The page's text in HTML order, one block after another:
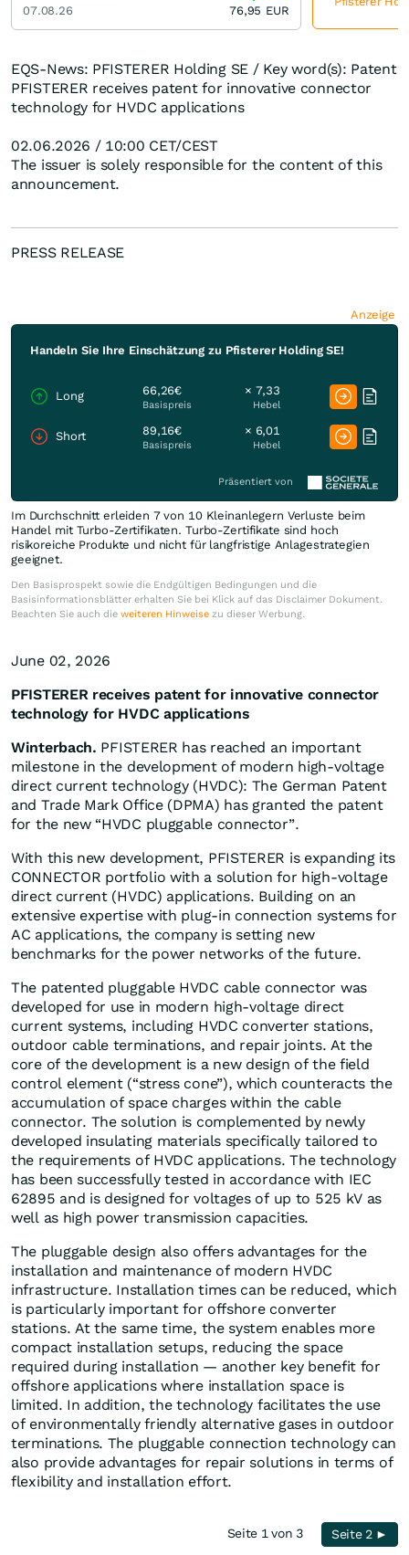
EQS-News: PFISTERER Holding SE / Key word(s): Patent
PFISTERER receives patent for innovative connector
technology for HVDC applications
02.06.2026 / 10:00 CET/CEST
The issuer is solely responsible for the content of this
announcement.
PRESS RELEASE
Anzeige
Handeln Sie Ihre Einschätzung zu Pfisterer Holding SE!
Long 66,26€
Basispreis
× 7,33
Hebel
Short 89,16€
Basispreis
× 6,01
Hebel
Präsentiert von
Im Durchschnitt erleiden 7 von 10 Kleinanlegern Verluste beim
Handel mit Turbo-Zertifikaten. Turbo-Zertifikate sind hoch
risikoreiche Produkte und nicht für langfristige Anlagestrategien
geeignet.
Den Basisprospekt sowie die Endgültigen Bedingungen und die
Basisinformationsblätter erhalten Sie bei Klick auf das Disclaimer Dokument.
Beachten Sie auch die weiteren Hinweise zu dieser Werbung.
June 02, 2026
PFISTERER receives patent for innovative connector
technology for HVDC applications
Winterbach. PFISTERER has reached an important
milestone in the development of modern high-voltage
direct current technology (HVDC): The German Patent
and Trade Mark Office (DPMA) has granted the patent
for the new “HVDC pluggable connector”.
With this new development, PFISTERER is expanding its
CONNECTOR portfolio with a solution for high-voltage
direct current (HVDC) applications. Building on an
extensive expertise with plug-in connection systems for
AC applications, the company is setting new
benchmarks for the power networks of the future.
The patented pluggable HVDC cable connector was
developed for use in modern high-voltage direct
current systems, including HVDC converter stations,
outdoor cable terminations, and repair joints. At the
core of the development is a new design of the field
control element (“stress cone”), which counteracts the
accumulation of space charges within the cable
connector. The solution is complemented by newly
developed insulating materials specifically tailored to
the requirements of HVDC applications. The technology
has been successfully tested in accordance with IEC
62895 and is designed for voltages of up to 525 kV as
well as high power transmission capacities.
The pluggable design also offers advantages for the
installation and maintenance of modern HVDC
infrastructure. Installation times can be reduced, which
is particularly important for offshore converter
stations. At the same time, the system enables more
compact installation setups, reducing the space
required during installation — another key benefit for
offshore applications where installation space is
limited. In addition, the technology facilitates the use
of environmentally friendly alternative gases in outdoor
terminations. The pluggable connection technology can
also provide advantages for repair solutions in terms of
flexibility and installation effort.
Seite 1 von 3 Seite 2 ►
07.08.26
76,95 EUR